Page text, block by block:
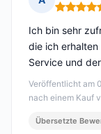
Hinweis:
Veröffentlicht am
nach einem Kauf
Ich bin sehr
die ich
Service und
Übersetzte